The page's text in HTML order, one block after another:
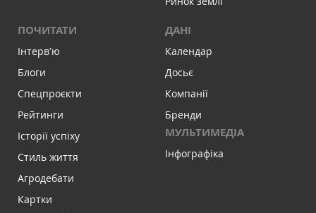
ПОЧИТАТИ
Інтервʼю
Блоги
Спецпроєкти
Рейтинги
Історії успіху
Стиль життя
Агродебати
Картки
ДАНІ
Календар
Досьє
Компанії
Бренди
МУЛЬТИМЕДІА
Інфографіка